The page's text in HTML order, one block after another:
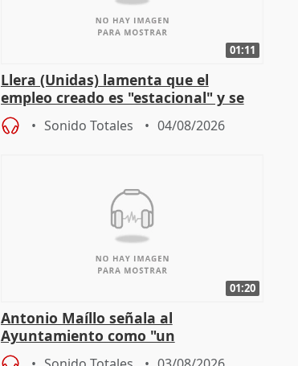
01:11
Llera (Unidas) lamenta que el
empleo creado es "estacional" y se
"esfumará" al acabar el verano
Sonido Totales 04/08/2026
01:20
Antonio Maíllo señala al
Ayuntamiento como "un
especulador más" sobre viviendas de